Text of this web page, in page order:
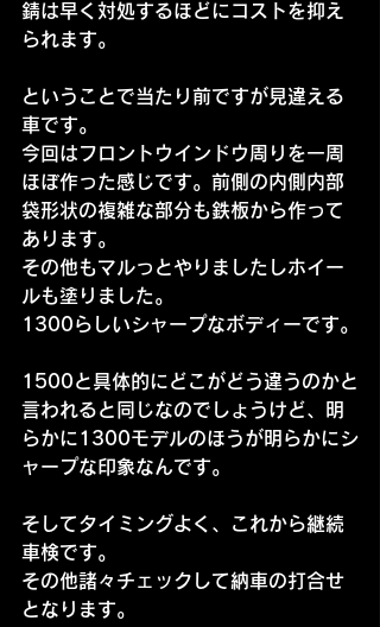
錆は早く対処するほどにコストを抑え
られます。
ということで当たり前ですが見違える
車です。
今回はフロントウインドウ周りを一周
ほぼ作った感じです。前側の内側内部
袋形状の複雑な部分も鉄板から作って
あります。
その他もマルっとやりましたしホイー
ルも塗りました。
1300らしいシャープなボディーです。
1500と具体的にどこがどう違うのかと
言われると同じなのでしょうけど、明
らかに1300モデルのほうが明らかにシ
ャープな印象なんです。
そしてタイミングよく、これから継続
車検です。
その他諸々チェックして納車の打合せ
となります。